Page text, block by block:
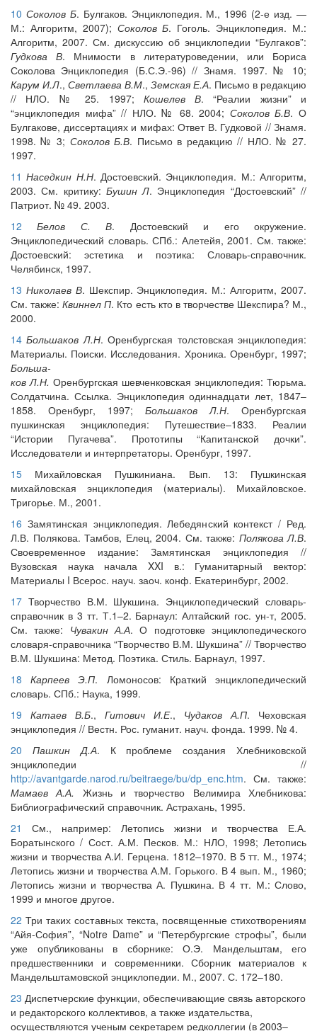
10 Соколов Б. Булгаков. Энциклопедия. М., 1996 (2-е изд. —
М.: Алгоритм, 2007); Соколов Б. Гоголь. Энциклопедия. М.:
Алгоритм, 2007. См. дискуссию об энциклопедии “Булгаков”:
Гудкова В. Мнимости в литературоведении, или Бориса
Соколова Энциклопедия (Б.С.Э.-96) // Знамя. 1997. № 10;
Карум И.Л., Светлаева В.М., Земская Е.А. Письмо в редакцию
// НЛО. № 25. 1997; Кошелев В. “Реалии жизни” и
“энциклопедия мифа” // НЛО. № 68. 2004; Соколов Б.В. О
Булгакове, диссертациях и мифах: Ответ В. Гудковой // Знамя.
1998. № 3; Соколов Б.В. Письмо в редакцию // НЛО. № 27.
1997.
11 Наседкин Н.Н. Достоевский. Энциклопедия. М.: Алгоритм,
2003. См. критику: Бушин Л. Энциклопедия “Достоевский” //
Патриот. № 49. 2003.
12
Белов С. В. Достоевский и его окружение.
Энциклопедический словарь. СПб.: Алетейя, 2001. См. также:
Достоевский: эстетика и поэтика: Словарь-справочник.
Челябинск, 1997.
13 Николаев В. Шекспир. Энциклопедия. М.: Алгоритм, 2007.
См. также:Квиннел П. Кто есть кто в творчестве Шекспира? М.,
2000.
14 Большаков Л.Н. Оренбургская толстовская энциклопедия:
Материалы. Поиски. Исследования. Хроника. Оренбург, 1997;
Больша-
ков Л.Н. Оренбургская шевченковская энциклопедия: Тюрьма.
Солдатчина. Ссылка. Энциклопедия одиннадцати лет, 1847–
1858. Оренбург, 1997; Большаков Л.Н. Оренбургская
пушкинская энциклопедия: Путешествие–1833. Реалии
“Истории Пугачева”. Прототипы “Капитанской дочки”.
Исследователи и интерпретаторы. Оренбург, 1997.
15 Михайловская Пушкиниана. Вып. 13: Пушкинская
михайловская энциклопедия (материалы). Михайловское.
Тригорье. М., 2001.
16 Замятинская энциклопедия. Лебедянский контекст / Ред.
Л.В. Полякова. Тамбов, Елец, 2004. См. также: Полякова Л.В.
Своевременное издание: Замятинская энциклопедия //
Вузовская наука начала XXI в.: Гуманитарный вектор:
Материалы I Всерос. науч. заоч. конф. Екатеринбург, 2002.
17 Творчество В.М. Шукшина. Энциклопедический словарь-
справочник в 3 тт. Т.1–2. Барнаул: Алтайский гос. ун-т, 2005.
См. также: Чувакин А.А. О подготовке энциклопедического
словаря-справочника “Творчество В.М. Шукшина” // Творчество
В.М. Шукшина: Метод. Поэтика. Стиль. Барнаул, 1997.
18
Карпеев Э.П. Ломоносов: Краткий энциклопедический
словарь. СПб.: Наука, 1999.
19
Катаев В.Б., Гитович И.Е., Чудаков А.П. Чеховская
энциклопедия // Вестн. Рос. гуманит. науч. фонда. 1999. № 4.
20
Пашкин Д.А. К проблеме создания Хлебниковской
энциклопедии //
http://avantgarde.narod.ru/beitraege/bu/dp_enc.htm. См. также:
Мамаев А.А.
Жизнь и творчество Велимира Хлебникова:
Библиографический справочник. Астрахань, 1995.
21
См., например: Летопись жизни и творчества Е.А.
Боратынского / Сост. А.М. Песков. М.: НЛО, 1998; Летопись
жизни и творчества А.И. Герцена. 1812–1970. В 5 тт. М., 1974;
Летопись жизни и творчества А.М. Горького. В 4 вып. М., 1960;
Летопись жизни и творчества А. Пушкина. В 4 тт. М.: Слово,
1999 и многое другое.
22 Три таких составных текста, посвященные стихотворениям
“Айя-София”, “Notre Dame” и “Петербургские строфы”, были
уже опубликованы в сборнике: О.Э. Мандельштам, его
предшественники и современники. Сборник материалов к
Мандельштамовской энциклопедии. М., 2007. С. 172–180.
23 Диспетчерские функции, обеспечивающие связь авторского
и редакторского коллективов, а также издательства,
осуществляются ученым секретарем редколлегии (в 2003–